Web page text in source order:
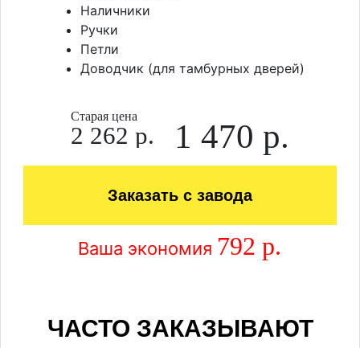
Наличники
Ручки
Петли
Доводчик (для тамбурных дверей)
Старая цена
2 262 р. 1 470 р.
Заказать с завода
Ваша экономия 792 р.
ЧАСТО ЗАКАЗЫВАЮТ